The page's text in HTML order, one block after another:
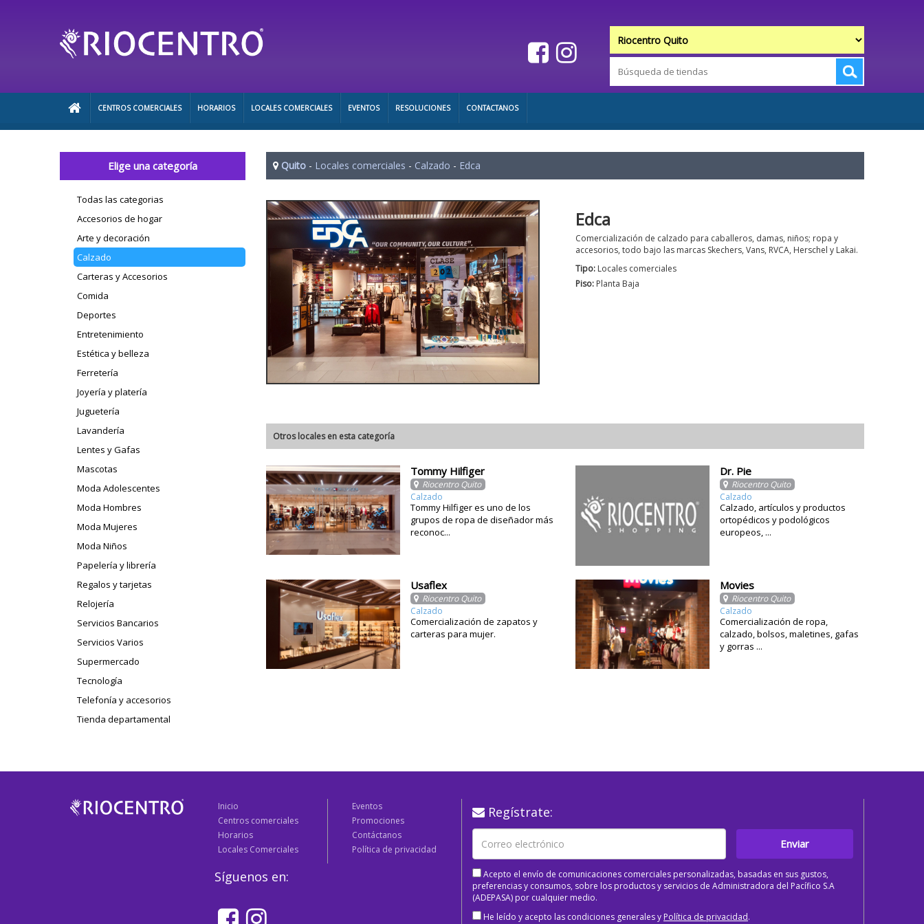
CENTROS COMERCIALES HORARIOS LOCALES COMERCIALES EVENTOS RESOLUCIONES CONTACTANOS
Elige una categoría
Todas las categorias
Accesorios de hogar
Arte y decoración
Calzado
Carteras y Accesorios
Comida
Deportes
Entretenimiento
Estética y belleza
Ferretería
Joyería y platería
Juguetería
Lavandería
Lentes y Gafas
Mascotas
Moda Adolescentes
Moda Hombres
Moda Mujeres
Moda Niños
Papelería y librería
Regalos y tarjetas
Relojería
Servicios Bancarios
Servicios Varios
Supermercado
Tecnología
Telefonía y accesorios
Tienda departamental
Quito - Locales comerciales - Calzado - Edca
Edca
Comercialización de calzado para caballeros, damas, niños; ropa y
accesorios, todo bajo las marcas Skechers, Vans, RVCA, Herschel y Lakai.
Tipo: Locales comerciales
Piso: Planta Baja
Otros locales en esta categoría
Tommy Hilfiger
Riocentro Quito
Calzado
Tommy Hilfiger es uno de los
grupos de ropa de diseñador más
reconoc...
Dr. Pie
Riocentro Quito
Calzado
Calzado, artículos y productos
ortopédicos y podológicos
europeos, ...
Usaflex
Riocentro Quito
Calzado
Comercialización de zapatos y
carteras para mujer.
Movies
Riocentro Quito
Calzado
Comercialización de ropa,
calzado, bolsos, maletines, gafas
y gorras ...
Inicio
Centros comerciales
Horarios
Locales Comerciales
Eventos
Promociones
Contáctanos
Política de privacidad
Síguenos en:
Regístrate:
Enviar
Acepto el envío de comunicaciones comerciales personalizadas, basadas en sus gustos,
preferencias y consumos, sobre los productos y servicios de Administradora del Pacífico S.A
(ADEPASA) por cualquier medio.
He leído y acepto las condiciones generales y Política de privacidad.